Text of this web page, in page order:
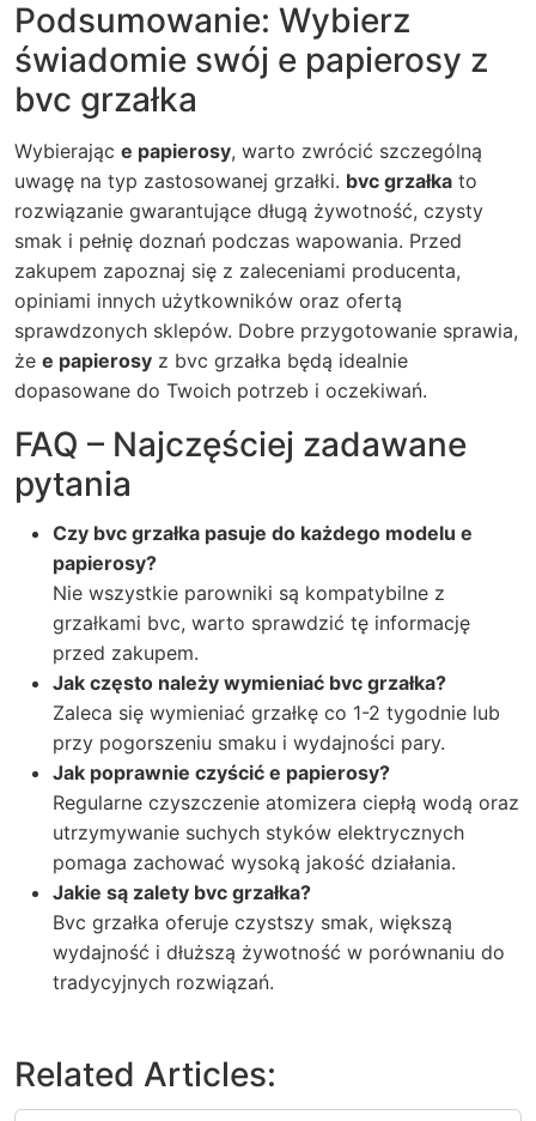
Podsumowanie: Wybierz
świadomie swój e papierosy z
bvc grzałka
Wybierając e papierosy, warto zwrócić szczególną
uwagę na typ zastosowanej grzałki. bvc grzałka to
rozwiązanie gwarantujące długą żywotność, czysty
smak i pełnię doznań podczas wapowania. Przed
zakupem zapoznaj się z zaleceniami producenta,
opiniami innych użytkowników oraz ofertą
sprawdzonych sklepów. Dobre przygotowanie sprawia,
że e papierosy z bvc grzałka będą idealnie
dopasowane do Twoich potrzeb i oczekiwań.
FAQ – Najczęściej zadawane
pytania
Czy bvc grzałka pasuje do każdego modelu e
papierosy?
Nie wszystkie parowniki są kompatybilne z
grzałkami bvc, warto sprawdzić tę informację
przed zakupem.
Jak często należy wymieniać bvc grzałka?
Zaleca się wymieniać grzałkę co 1-2 tygodnie lub
przy pogorszeniu smaku i wydajności pary.
Jak poprawnie czyścić e papierosy?
Regularne czyszczenie atomizera ciepłą wodą oraz
utrzymywanie suchych styków elektrycznych
pomaga zachować wysoką jakość działania.
Jakie są zalety bvc grzałka?
Bvc grzałka oferuje czystszy smak, większą
wydajność i dłuższą żywotność w porównaniu do
tradycyjnych rozwiązań.
Related Articles: